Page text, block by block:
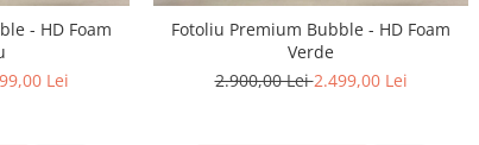
- HD Foam
Lei
Fotoliu Premium Bubble - HD Foam
Verde
2.900,00 Lei2.499,00 Lei